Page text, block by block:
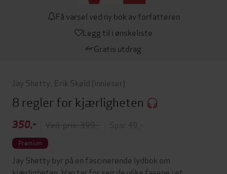
Få varsel ved ny bok av forfatteren
Legg til i ønskeliste
Gratis utdrag
Jay Shetty Erik Skøld (innleser)
8 regler for kjærligheten
350,- Veil. pris: 399,- Spar 49,-
Premium
Jay Shetty byr på en fascinerende lydbok om